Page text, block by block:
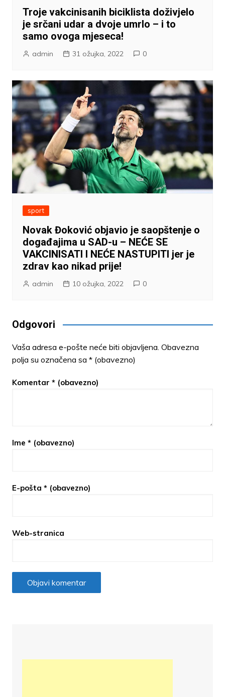
Troje vakcinisanih biciklista doživjelo
je srčani udar a dvoje umrlo – i to
samo ovoga mjeseca!
admin 31 ožujka, 2022 0
sport
Novak Đoković objavio je saopštenje o
događajima u SAD-u – NEĆE SE
VAKCINISATI I NEĆE NASTUPITI jer je
zdrav kao nikad prije!
admin 10 ožujka, 2022 0
Odgovori
Vaša adresa e-pošte neće biti objavljena. Obavezna
polja su označena sa * (obavezno)
Komentar * (obavezno)
Ime * (obavezno)
E-pošta * (obavezno)
Web-stranica